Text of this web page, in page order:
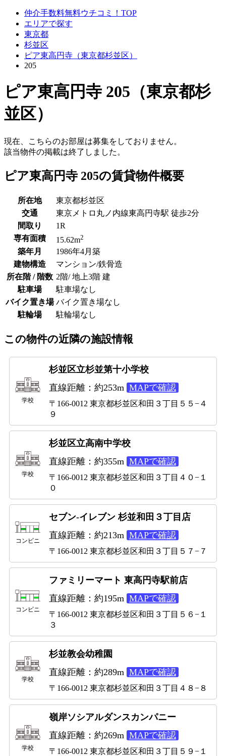
仲介手数料無料ウチコミ！TOP
エリアで探す
東京都
杉並区
ピア東高円寺（東京都杉並区）
205
ピア東高円寺 205（東京都杉
並区）
現在、こちらのお部屋は募集をしておりません。
該当物件の掲載は終了しました。
ピア東高円寺 205の賃貸物件概要
所在地
東京都杉並区
交通
東京メトロ丸ノ内線東高円寺駅 徒歩2分
間取り
1R
専有面積
15.62m2
築年月
1986年4月築
建物構造
マンション/鉄骨造
所在階 / 階数 2階/ 地上3階 建
駐車場
駐車場なし
バイク置き場 バイク置き場なし
駐輪場
駐輪場なし
この物件の近隣の施設情報
学校
杉並区立杉並第十小学校
直線距離：約253m MAPで確認
〒166-0012 東京都杉並区和田３丁目５５−４
９
学校
杉並区立高南中学校
直線距離：約355m MAPで確認
〒166-0012 東京都杉並区和田３丁目４０−１
０
コンビニ
セブン-イレブン 杉並和田３丁目店
直線距離：約213m MAPで確認
〒166-0012 東京都杉並区和田３丁目５７−７
コンビニ
ファミリーマート 東高円寺駅前店
直線距離：約195m MAPで確認
〒166-0012 東京都杉並区和田３丁目５６−１
３
学校
杉並教会幼稚園
直線距離：約289m MAPで確認
〒166-0012 東京都杉並区和田３丁目４８−８
学校
嶺岸ソシアルダンスカンパニー
直線距離：約269m MAPで確認
〒166-0012 東京都杉並区和田３丁目５９−１